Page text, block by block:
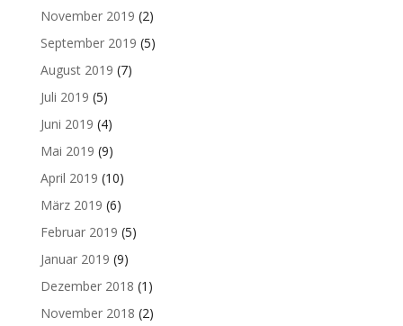
November 2019 (2)
September 2019 (5)
August 2019 (7)
Juli 2019 (5)
Juni 2019 (4)
Mai 2019 (9)
April 2019 (10)
März 2019 (6)
Februar 2019 (5)
Januar 2019 (9)
Dezember 2018 (1)
November 2018 (2)